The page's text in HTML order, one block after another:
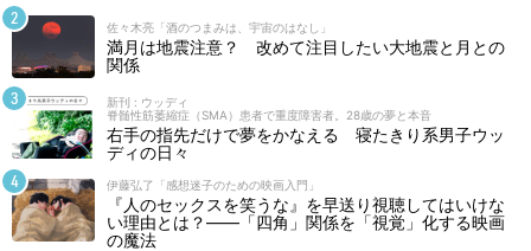
佐々木亮「酒のつまみは、宇宙のはなし」
満月は地震注意？ 改めて注目したい大地震と月との
関係
新刊 : ウッディ
脊髄性筋萎縮症（SMA）患者で重度障害者。28歳の夢と本音
右手の指先だけで夢をかなえる 寝たきり系男子ウッ
ディの日々
伊藤弘了「感想迷子のための映画入門」
『人のセックスを笑うな』を早送り視聴してはいけな
い理由とは？――「四角」関係を「視覚」化する映画
の魔法